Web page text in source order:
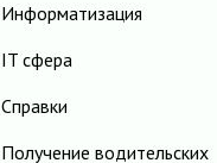
Информатизация
IT сфера
Справки
Получение водительских